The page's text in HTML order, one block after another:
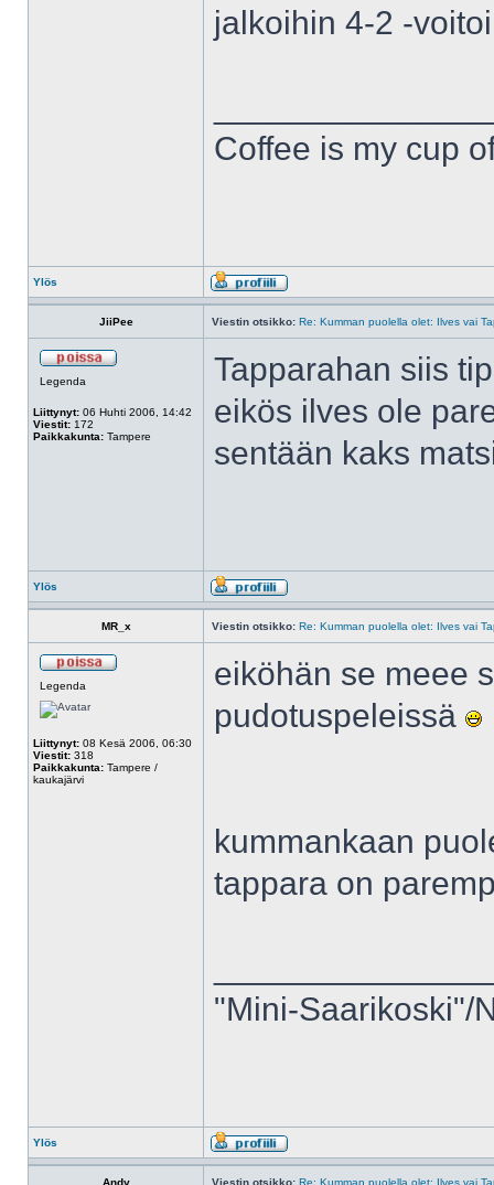
jalkoihin 4-2 -
Coffee is my cup
Ylös
JiiPee Viestin otsikko: Re: Kumman puolella olet: Ilves vai
Legenda
Liittynyt: 06 Huhti 2006, 14:42
Viestit: 172
Paikkakunta: Tampere
Tapparahan siis
eikös ilves ole
sentään kaks
Ylös
MR_x Viestin otsikko: Re: Kumman puolella olet: Ilves vai
Legenda
Liittynyt: 08 Kesä 2006, 06:30
Viestit: 318
Paikkakunta: Tampere /
kaukajärvi
eiköhän se meee
pudotuspeleissä
kummankaan
tappara on
"Mini-Saarikoski"/
Ylös
Andy Viestin otsikko: Re: Kumman puolella olet: Ilves vai